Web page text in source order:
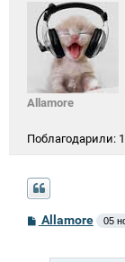
Allamore
Поблагодарили:
С
Allamore 05